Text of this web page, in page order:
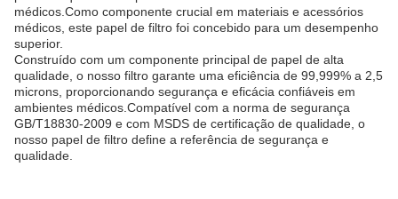
médicos.Como componente crucial em materiais e acessórios
médicos, este papel de filtro foi concebido para um desempenho
superior.
Construído com um componente principal de papel de alta
qualidade, o nosso filtro garante uma eficiência de 99,999% a 2,5
microns, proporcionando segurança e eficácia confiáveis em
ambientes médicos.Compatível com a norma de segurança
GB/T18830-2009 e com MSDS de certificação de qualidade, o
nosso papel de filtro define a referência de segurança e
qualidade.